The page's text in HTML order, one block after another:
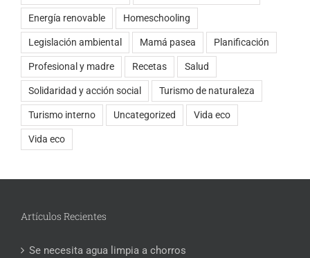
Energía renovable Homeschooling
Legislación ambiental Mamá pasea Planificación
Profesional y madre Recetas Salud
Solidaridad y acción social Turismo de naturaleza
Turismo interno Uncategorized Vida eco
Vida eco
Artículos Recientes
Se necesita agua limpia a chorros